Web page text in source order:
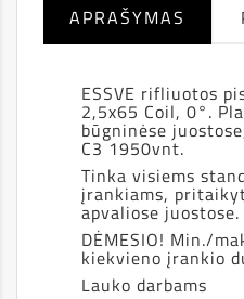
APRAŠYMAS
ESSVE rifliuotos
2,5x65 Coil, 0°.
būgninėse
C3 1950vnt.
Tinka visiems
įrankiams,
apvaliose juostose.
DĖMESIO! Min./
kiekvieno įrankio
Lauko darbams